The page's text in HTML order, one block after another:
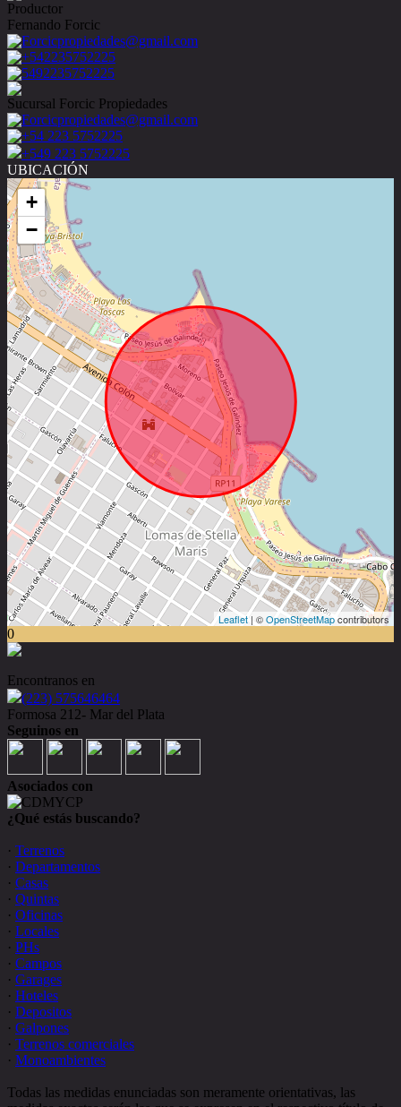
Productor
Fernando Forcic
Forcicpropiedades@gmail.com
+542235752225
5492235752225
Sucursal Forcic Propiedades
Forcicpropiedades@gmail.com
+54 223 5752225
+549 223 5752225
UBICACIÓN
+
−
Leaflet | ©OpenStreetMapcontributors
0
Encontranos en
(223) 575646464
Formosa 212- Mar del Plata
Seguinos en
Asociados con
¿Qué estás buscando?
· Terrenos
· Departamentos
· Casas
· Quintas
· Oficinas
· Locales
· PHs
· Campos
· Garages
· Hoteles
· Depositos
· Galpones
· Terrenos comerciales
· Monoambientes
Todas las medidas enunciadas son meramente orientativas, las